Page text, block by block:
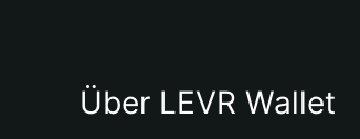
Über LEVR Wallet